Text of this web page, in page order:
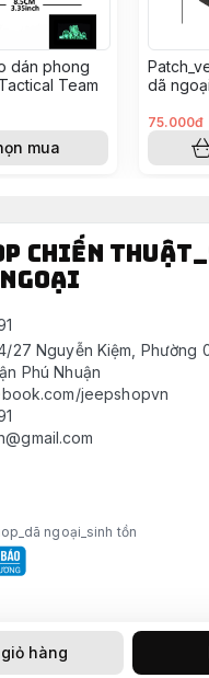
hàng
dán phong
Team
mua
dã
75.000đ
chiến
27 Nguyễn Kiệm, Phường
Phú Nhuận
jeepshopvn
ngoại_sinh tồn